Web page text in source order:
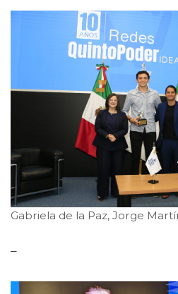
Gabriela de la Paz, Jorge
–